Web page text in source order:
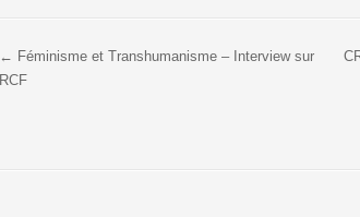
← Féminisme et Transhumanisme – Interview sur
RCF